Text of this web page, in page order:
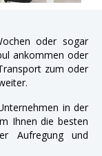
oder sogar
ankommen oder
zum oder
in der
Ihnen die besten
Aufregung und